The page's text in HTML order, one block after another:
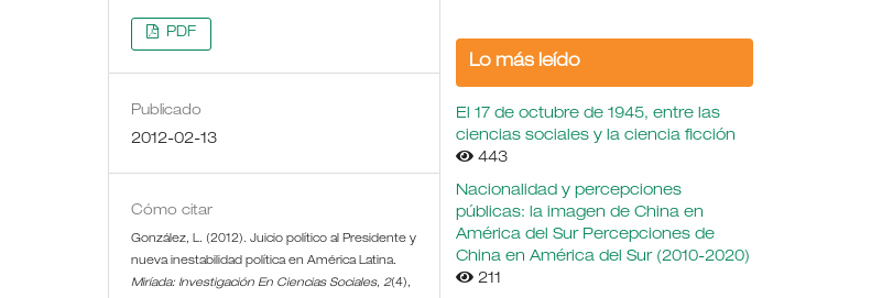
PDF
Publicado
2012-02-13
Cómo citar
González, L. (2012). Juicio político al Presidente y
nueva inestabilidad política en América Latina.
Miríada: Investigación En Ciencias Sociales,2(4),
Lo más leído
El 17 de octubre de 1945, entre las
ciencias sociales y la ciencia ficción
443
Nacionalidad y percepciones
públicas: la imagen de China en
América del Sur Percepciones de
China en América del Sur (2010-2020)
211